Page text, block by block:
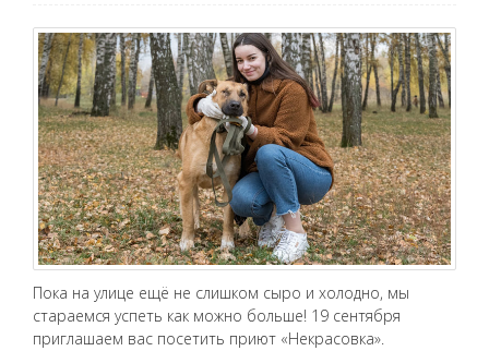
Пока на улице ещё не слишком сыро и холодно, мы
стараемся успеть как можно больше! 19 сентября
приглашаем вас посетить приют «Некрасовка».